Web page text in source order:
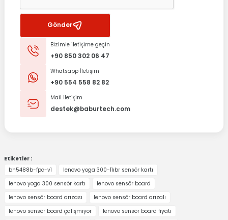
Gönder
Bizimle iletişime geçin
+90 850 302 06 47
Whatsapp İletişim
+90 554 558 82 82
Mail iletişim
destek@baburtech.com
Etiketler :
bh5488b-fpc-v1
lenovo yoga 300-11ıbr sensör kartı
lenovo yoga 300 sensör kartı
lenovo sensör board
lenovo sensör board arızası
lenovo sensör board arızalı
lenovo sensör board çalışmıyor
lenovo sensör board fiyatı